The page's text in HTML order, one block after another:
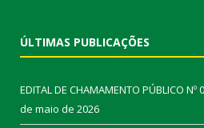
ÚLTIMAS PUBLICAÇÕES
EDITAL DE CHAMAMENTO PÚBLICO
de maio de 2026